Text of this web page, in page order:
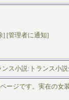
] [管理者に通知]
ンス小説:トランス小
ージです。実在の女